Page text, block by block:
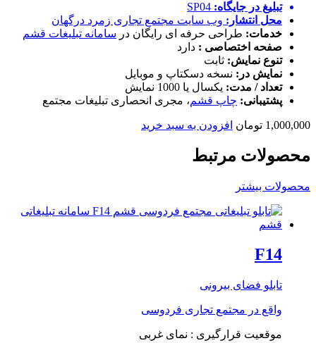
تبلیغ در جایگاه:
محل انتشار: وب سایت مجتمع تجاری زمرد درگهان
خدمات: طراحی حرفه ای رایگان در سامانه تبلیغات قشم
صفحه اختصاصی : دارد
تنوع نمایش: ثابت
نمایش در: نسخه دسکتاپ و موبایل
تعداد / مدت: یکسال یا 1000 نمایش
پشتیبانی: چاپ قشم، مجری انحصاری تبلیغات مجتمع
1,000,000 تومان افزودن به سبد خرید
محصولات مرتبط
محصولات بیشتر
F14
تابلو فضای بیرونی
واقع در مجتمع تجاری فردوسی
موقعیت قرارگیری : نمای غربی